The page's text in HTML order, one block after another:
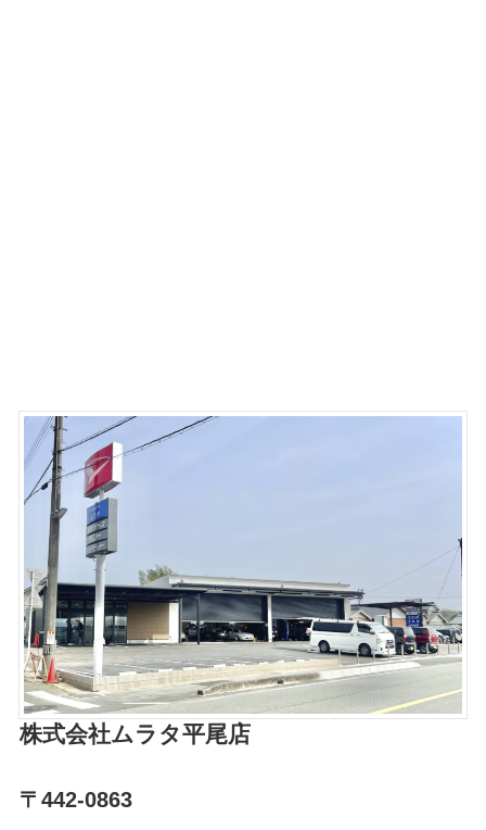
株式会社ムラタ平尾店
〒442-0863